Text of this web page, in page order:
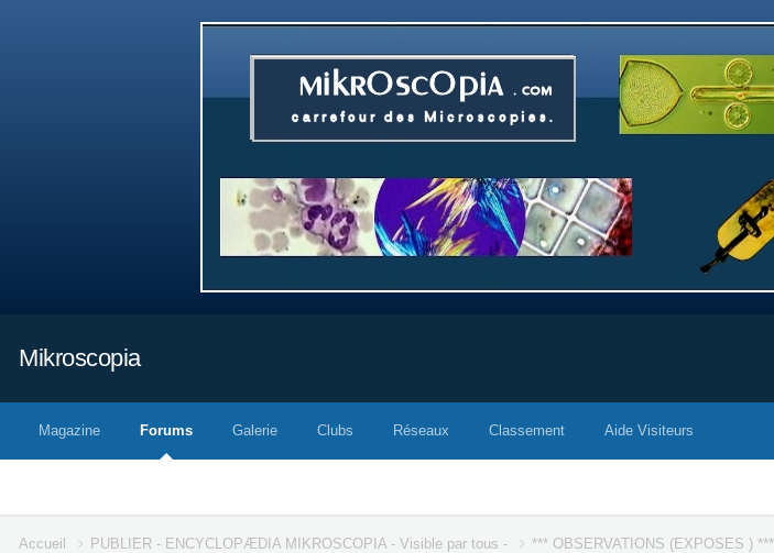
Mikroscopia
Magazine Forums Galerie Clubs Réseaux Classement Aide Visiteurs
Accueil PUBLIER - ENCYCLOPÆDIA MIKROSCOPIA - Visible par tous - *** OBSERVATIONS (EXPOSES ) ***